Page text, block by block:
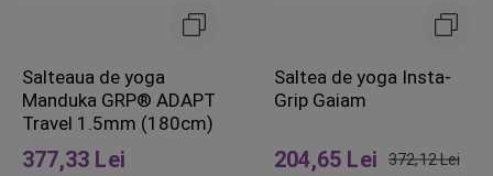
Salteaua de yoga
Manduka GRP® ADAPT
Travel 1.5mm (180cm)
377,33 Lei
Saltea de yoga Insta-
Grip Gaiam
204,65 Lei 372,12 Lei